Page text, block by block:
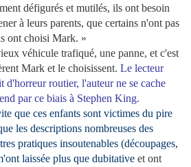
défigurés et mutilés, ils ont besoin
à leurs parents, que certains n'ont pas
ont choisi Mark. »
véhicule trafiqué, une panne, et c'est
Mark et le choisissent. Le lecteur
d'horreur routier, l'auteur ne se cache
par ce biais à Stephen King.
que ces enfants sont victimes du pire
les descriptions nombreuses des
pratiques insoutenables (découpages,
laissée plus que dubitative et ont